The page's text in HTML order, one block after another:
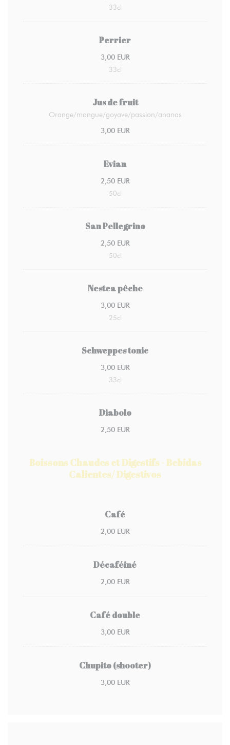
33cl
Perrier
3,00 EUR
33cl
Jus de fruit
Orange/mangue/goyave/passion/ananas
3,00 EUR
Evian
2,50 EUR
50cl
San Pellegrino
2,50 EUR
50cl
Nestea pêche
3,00 EUR
25cl
Schweppes tonic
3,00 EUR
33cl
Diabolo
2,50 EUR
Boissons Chaudes et Digestifs - Bebidas
Calientes/ Digestivos
Café
2,00 EUR
Décaféiné
2,00 EUR
Café double
3,00 EUR
Chupito (shooter)
3,00 EUR